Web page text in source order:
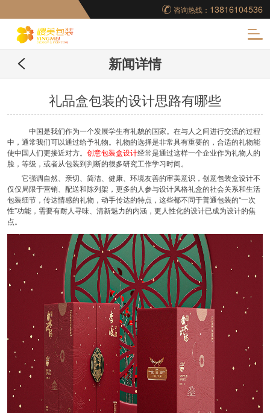
咨询热线： 13816104536
妆品包装盒工厂,高档
包装盒定制,创意包装
盒设计,包装盒制作
新闻详情
礼品盒包装的设计思路有哪些
中国是我们作为一个发展学生有礼貌的国家。在与人之间进行交流的过程
中，通常我们可以通过给予礼物。礼物的选择是非常具有重要的，合适的礼物能
使中国人们更接近对方。 创意包装盒设计经常是通过这样一个企业作为礼物人的
脸，等级，或者从包装到判断的很多研究工作学习时间。
它强调自然、亲切、简洁、健康、环境友善的审美意识，创意包装盒设计不
仅仅局限于营销、配送和陈列架，更多的人参与设计风格礼盒的社会关系和生活
包装细节，传达情感的礼物，动手传达的特点，这些都不同于普通包装的“一次
性”功能，需要有耐人寻味、清新魅力的内涵，更人性化的设计已成为设计的焦
点。